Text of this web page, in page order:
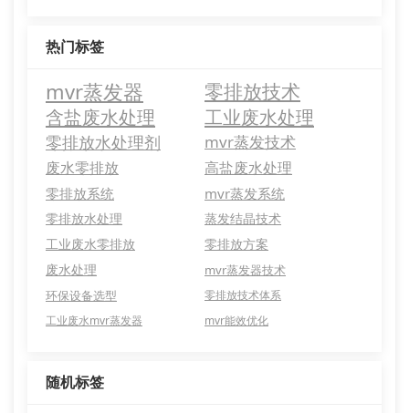
热门标签
mvr蒸发器
零排放技术
含盐废水处理
工业废水处理
零排放水处理剂 mvr蒸发技术
废水零排放 高盐废水处理
零排放系统 mvr蒸发系统
零排放水处理
蒸发结晶技术
工业废水零排放
零排放方案
废水处理
mvr蒸发器技术
环保设备选型
零排放技术体系
工业废水mvr蒸发器
mvr能效优化
随机标签